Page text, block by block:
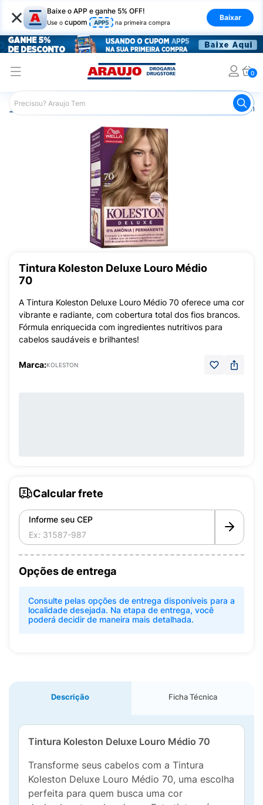
× Baixe o APP e ganhe 5% OFF!
Use o cupom APP5 na primeira compra
Baixar
0
Araujo Cabelo Coloração
Tintura Koleston Deluxe Louro Médio
70
A Tintura Koleston Deluxe Louro Médio 70 oferece uma cor
vibrante e radiante, com cobertura total dos fios brancos.
Fórmula enriquecida com ingredientes nutritivos para
cabelos saudáveis e brilhantes!
Marca:KOLESTON
Calcular frete
Informe seu CEP
Opções de entrega
Consulte pelas opções de entrega disponíveis para a
localidade desejada. Na etapa de entrega, você
poderá decidir de maneira mais detalhada.
Descrição Ficha Técnica
Tintura Koleston Deluxe Louro Médio 70
Transforme seus cabelos com a Tintura
Koleston Deluxe Louro Médio 70, uma escolha
perfeita para quem busca uma cor